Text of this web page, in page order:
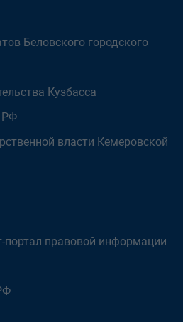
Беловского городского
Кузбасса
РФ
власти Кемеровской
портал правовой информации